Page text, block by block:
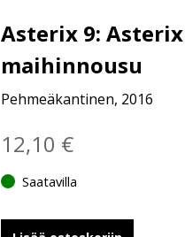
Asterix 9:
maihinnousu
Pehmeäkantinen, 2016
12,10 €
Saatavilla